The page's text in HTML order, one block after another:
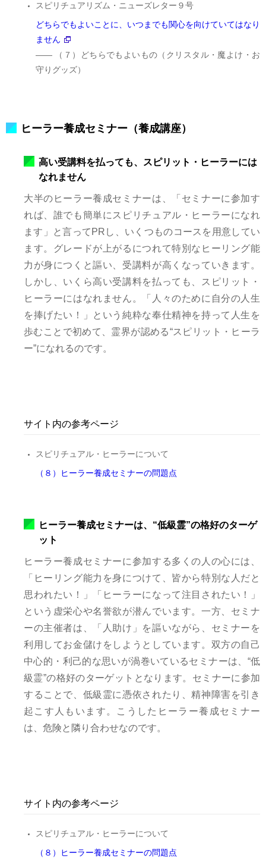
スピリチュアリズム・ニューズレター９号
どちらでもよいことに、いつまでも関心を向けていてはなり
ません
――
（７）どちらでもよいもの（クリスタル・魔よけ・お
守りグッズ）
ヒーラー養成セミナー（養成講座）
高い受講料を払っても、スピリット・ヒーラーには
なれません
大半のヒーラー養成セミナーは、「セミナーに参加す
れば、誰でも簡単にスピリチュアル・ヒーラーになれ
ます」と言ってPRし、いくつものコースを用意してい
ます。グレードが上がるにつれて特別なヒーリング能
力が身につくと謳い、受講料が高くなっていきます。
しかし、いくら高い受講料を払っても、スピリット・
ヒーラーにはなれません。「人々のために自分の人生
を捧げたい！」という純粋な奉仕精神を持って人生を
歩むことで初めて、霊界が認める“スピリット・ヒーラ
ー”になれるのです。
サイト内の参考ページ
スピリチュアル・ヒーラーについて
（８）ヒーラー養成セミナーの問題点
ヒーラー養成セミナーは、“低級霊”の格好のターゲ
ット
ヒーラー養成セミナーに参加する多くの人の心には、
「ヒーリング能力を身につけて、皆から特別な人だと
思われたい！」「ヒーラーになって注目されたい！」
という虚栄心や名誉欲が潜んでいます。一方、セミナ
ーの主催者は、「人助け」を謳いながら、セミナーを
利用してお金儲けをしようとしています。双方の自己
中心的・利己的な思いが渦巻いているセミナーは、“低
級霊”の格好のターゲットとなります。セミナーに参加
することで、低級霊に憑依されたり、精神障害を引き
起こす人もいます。こうしたヒーラー養成セミナー
は、危険と隣り合わせなのです。
サイト内の参考ページ
スピリチュアル・ヒーラーについて
（８）ヒーラー養成セミナーの問題点